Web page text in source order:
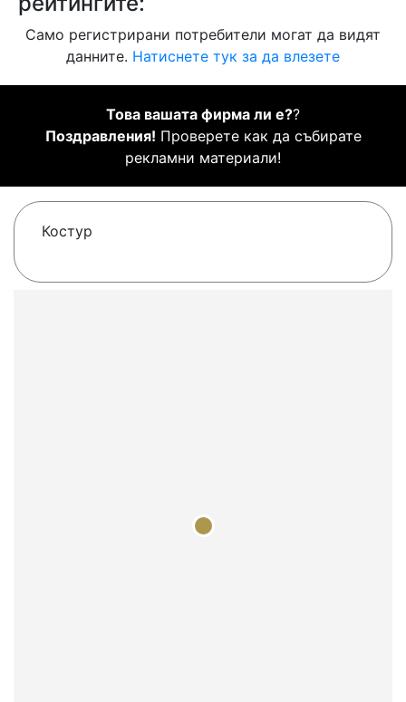
Само регистрирани потребители могат да видят
данните. Натиснете тук за да влезете
Това вашата фирма ли е??
Поздравления! Проверете как да събирате
рекламни материали!
Костур